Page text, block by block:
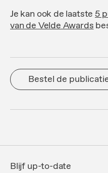
Je kan ook de laatste5
van de Velde Awards
Bestel de
Blijf up-to-date